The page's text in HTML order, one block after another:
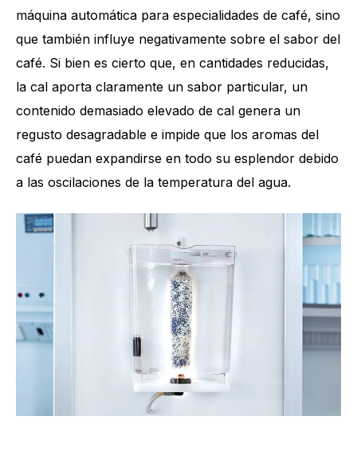
máquina automática para especialidades de café, sino
que también influye negativamente sobre el sabor del
café. Si bien es cierto que, en cantidades reducidas,
la cal aporta claramente un sabor particular, un
contenido demasiado elevado de cal genera un
regusto desagradable e impide que los aromas del
café puedan expandirse en todo su esplendor debido
a las oscilaciones de la temperatura del agua.